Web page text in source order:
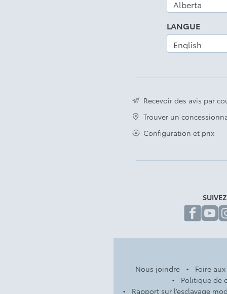
LANGUE
Recevoir des avis par
Trouver un
Configuration et prix
Nous joindre
Foire
Politique de
Rapport sur l’esclavage